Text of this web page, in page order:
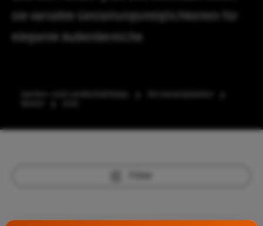
sie variable Gestaltungsmöglichkeiten für
elegante Außenbereiche.